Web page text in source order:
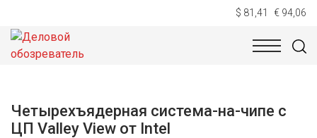
$ 81,41 € 94,06
НОВОСТИ
Четырехъядерная система-на-чипе с
ЦП Valley View от Intel